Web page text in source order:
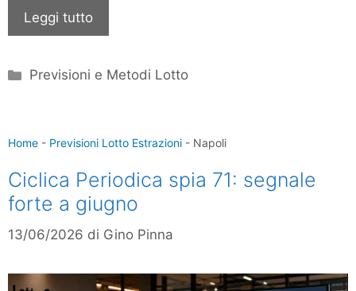
Leggi tutto
Categorie
Previsioni e Metodi Lotto
Home - Previsioni Lotto Estrazioni - Napoli
Ciclica Periodica spia 71: segnale
forte a giugno
13/06/2026 di Gino Pinna